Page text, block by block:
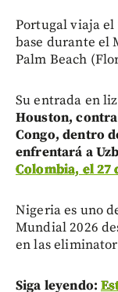
Portugal viaja el
base durante el
Palm Beach
Su entrada en
Houston,
Congo, dentro
enfrentará a
Colombia, el 27
Nigeria es uno
Mundial 2026
en las
Siga leyendo: